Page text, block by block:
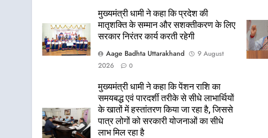
मुख्यमंत्री धामी ने कहा कि प्रदेश की
मातृशक्ति के सम्मान और सशक्तीकरण के लिए
सरकार निरंतर कार्य करती रहेगी
Aage Badhta Uttarakhand
9 August
2026
0
मुख्यमंत्री धामी ने कहा कि पेंशन राशि का
समयबद्ध एवं पारदर्शी तरीके से सीधे लाभार्थियों
के खातों में हस्तांतरण किया जा रहा है, जिससे
पात्र लोगों को सरकारी योजनाओं का सीधे
लाभ मिल रहा है